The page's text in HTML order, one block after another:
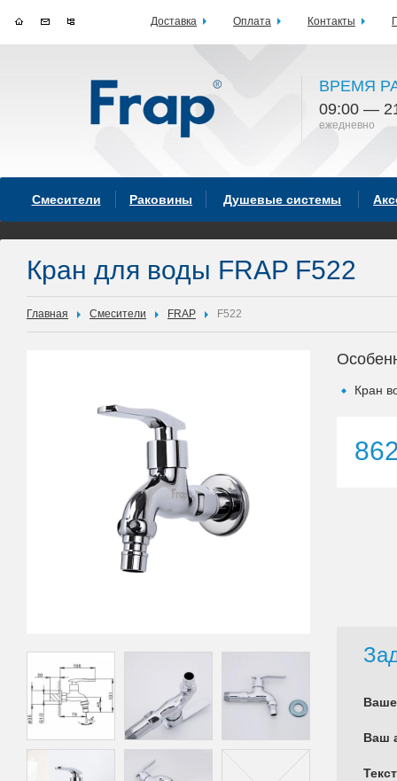
ВРЕМЯ
09:00 —
ежедневно
Смесители Раковины Душевые системы
Кран для воды FRAP F522
Главная Смесители FRAP F522
Кран
Ваш
Доставка Оплата Контакты